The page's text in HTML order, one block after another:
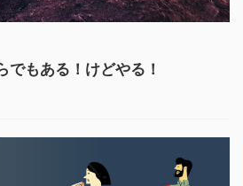
でもある！けどやる！